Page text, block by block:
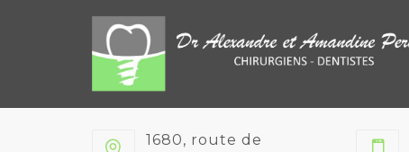
1680, route de